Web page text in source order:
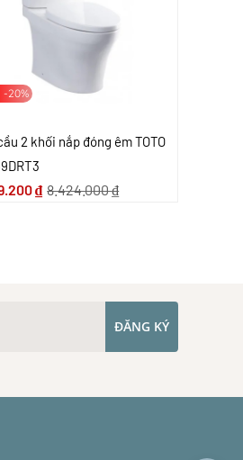
-20%
2 khối nắp đóng êm TOTO
₫ 8.424.000₫
ĐĂNG KÝ